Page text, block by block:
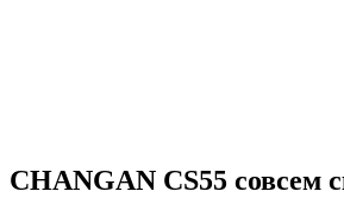
CHANGAN CS55 совсем